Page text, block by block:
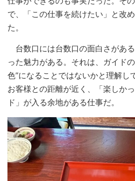
で、「この仕事を続けたい」と改
た。
台数口には台数口の面白さがあ
った魅力がある。それは、ガイド
色”になることではないかと理解し
お客様との距離が近く、「楽しか
ド」が入る余地がある仕事だ。